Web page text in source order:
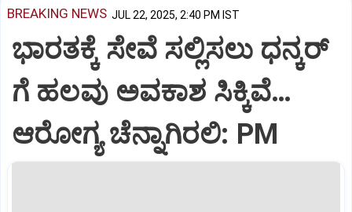
BREAKING NEWS JUL 22, 2025, 2:40 PM IST
ಭಾರತಕ್ಕೆ ಸೇವೆ ಸಲ್ಲಿಸಲು ಧನ್ಕರ್‌
ಗೆ ಹಲವು ಅವಕಾಶ ಸಿಕ್ಕಿವೆ…
ಆರೋಗ್ಯ ಚೆನ್ನಾಗಿರಲಿ: PM